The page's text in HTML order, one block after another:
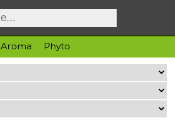
Aroma Phyto